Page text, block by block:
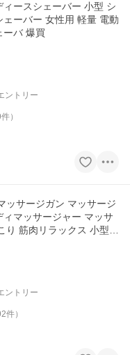
ィースシェーバー 小型 シ
ェーバー 女性用 軽量 電動
ーバ 爆買
ントリー
件）
ッサージガン マッサージ
ィマッサージャー マッサ
り 筋肉リラックス 小型 8
ントリー
件）